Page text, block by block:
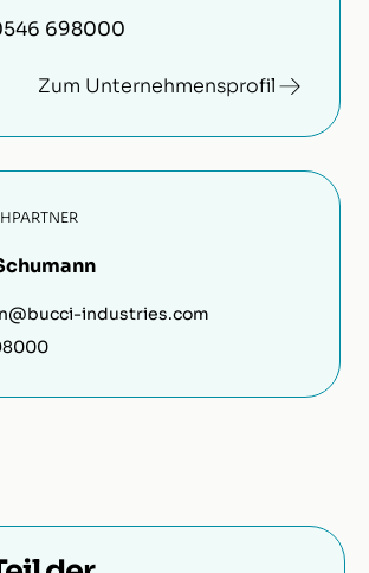
698000
Zum Unternehmensprofil
industries.com